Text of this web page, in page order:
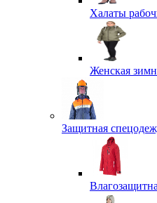
Халаты
Женская
Защитная